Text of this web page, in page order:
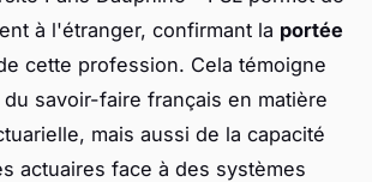
à l'étranger, confirmant la portée
cette profession. Cela témoigne
savoir-faire français en matière
mais aussi de la capacité
actuaires face à des systèmes